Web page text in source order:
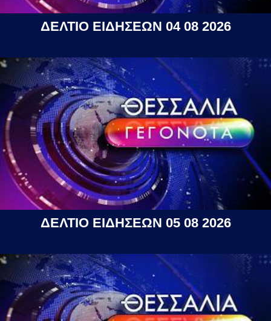
ΔΕΛΤΙΟ ΕΙΔΗΣΕΩΝ 04 08 2026
ΔΕΛΤΙΟ ΕΙΔΗΣΕΩΝ 05 08 2026